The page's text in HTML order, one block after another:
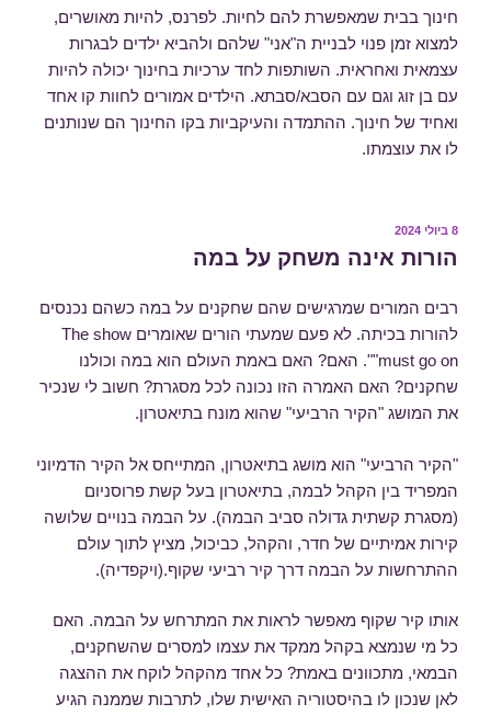
חינוך בבית שמאפשרת להם לחיות. לפרנס, להיות מאושרים,
למצוא זמן פנוי לבניית ה"אני" שלהם ולהביא ילדים לבגרות
עצמאית ואחראית. השותפות לחד ערכיות בחינוך יכולה להיות
עם בן זוג וגם עם הסבא/סבתא. הילדים אמורים לחוות קו אחד
ואחיד של חינוך. ההתמדה והעיקביות בקו החינוך הם שנותנים
לו את עוצמתו.
פורסם
ב
8 ביולי 2024
הורות אינה משחק על במה
רבים המורים שמרגישים שהם שחקנים על במה כשהם נכנסים
להורות בכיתה. לא פעם שמעתי הורים שאומרים The show
must go on"". האם? האם באמת העולם הוא במה וכולנו
שחקנים? האם האמרה הזו נכונה לכל מסגרת? חשוב לי שנכיר
את המושג "הקיר הרביעי" שהוא מונח בתיאטרון.
"הקיר הרביעי" הוא מושג בתיאטרון, המתייחס אל הקיר הדמיוני
המפריד בין הקהל לבמה, בתיאטרון בעל קשת פרוסניום
(מסגרת קשתית גדולה סביב הבמה). על הבמה בנויים שלושה
קירות אמיתיים של חדר, והקהל, כביכול, מציץ לתוך עולם
ההתרחשות על הבמה דרך קיר רביעי שקוף.(ויקפדיה).
אותו קיר שקוף מאפשר לראות את המתרחש על הבמה. האם
כל מי שנמצא בקהל ממקד את עצמו למסרים שהשחקנים,
הבמאי, מתכוונים באמת? כל אחד מהקהל לוקח את ההצגה
לאן שנכון לו בהיסטוריה האישית שלו, לתרבות שממנה הגיע